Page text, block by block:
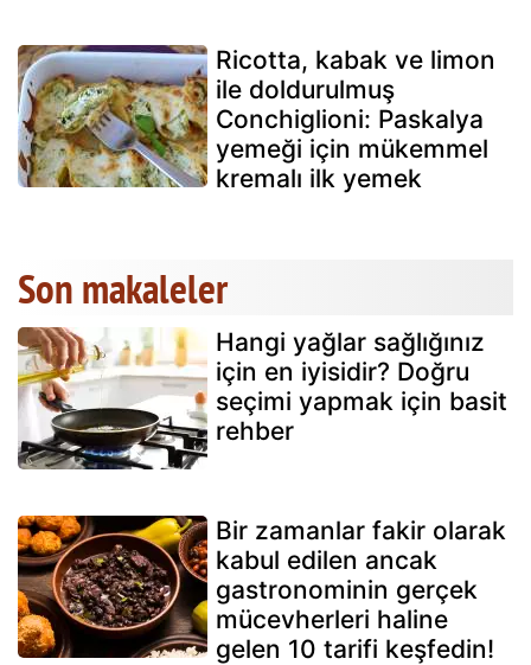
Ricotta, kabak ve limon
ile doldurulmuş
Conchiglioni: Paskalya
yemeği için mükemmel
kremalı ilk yemek
Son makaleler
Hangi yağlar sağlığınız
için en iyisidir? Doğru
seçimi yapmak için basit
rehber
Bir zamanlar fakir olarak
kabul edilen ancak
gastronominin gerçek
mücevherleri haline
gelen 10 tarifi keşfedin!